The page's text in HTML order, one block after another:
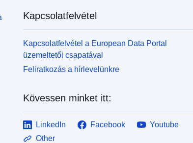
Kapcsolatfelvétel
Kapcsolatfelvétel a European Data Portal
üzemeltetői csapatával
Feliratkozás a hírlevelünkre
Kövessen minket itt:
LinkedIn Facebook
Youtube
Other